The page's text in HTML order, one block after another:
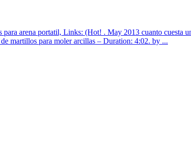
arena portatil, Links: (Hot! . May 2013 cuanto
martillos para moler arcillas – Duration: 4:02. by ...